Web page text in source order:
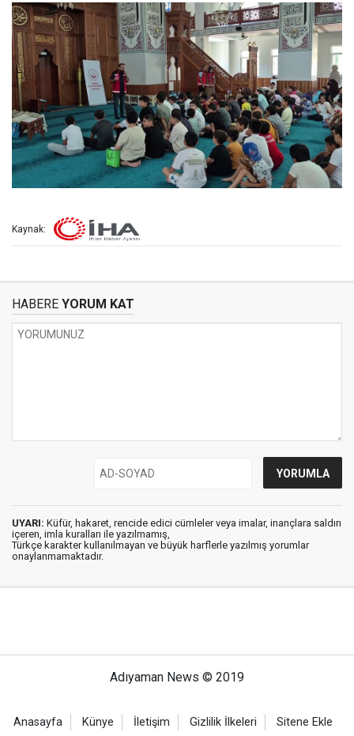
Kaynak:
HABERE YORUM KAT
UYARI: Küfür, hakaret, rencide edici cümleler veya imalar, inançlara saldırı
içeren, imla kuralları ile yazılmamış,
Türkçe karakter kullanılmayan ve büyük harflerle yazılmış yorumlar
onaylanmamaktadır.
Adıyaman News © 2019
Anasayfa Künye İletişim Gizlilik İlkeleri Sitene Ekle